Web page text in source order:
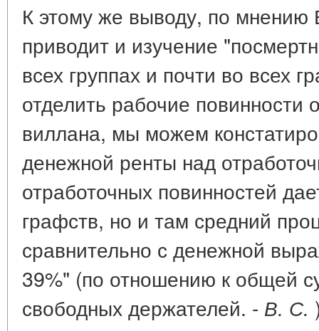
К этому же выводу, по мнению
приводит и изучение
всех группах и почти во всех
отделить рабочие повинности
виллана, мы можем
денежной ренты над
отработочных повинностей
графств, но и там средний
сравнительно с денежной
39%" (по отношению к общей
свободных держателей. - В. С.